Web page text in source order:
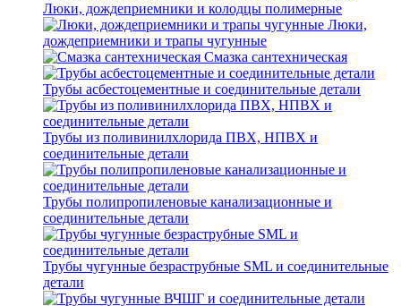
Люки, дождеприемники и колодцы полимерные
Люки,
дождеприемники и трапы чугунные
Смазка сантехническая
Трубы асбестоцементные и соединительные детали
Трубы из поливинилхлорида ПВХ, НПВХ и
соединительные детали
Трубы полипропиленовые канализационные и
соединительные детали
Трубы чугунные безраструбные SML и соединительные
детали